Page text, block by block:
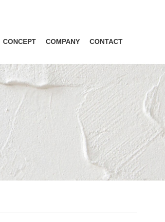
CONCEPT COMPANY CONTACT